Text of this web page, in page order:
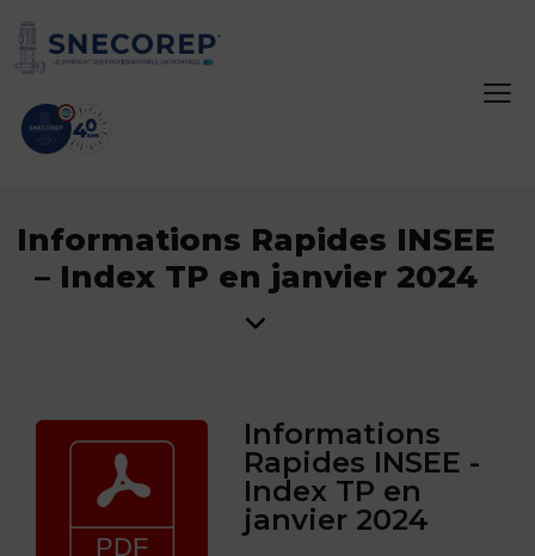
Informations Rapides INSEE
– Index TP en janvier 2024
Informations
Rapides INSEE -
Index TP en
janvier 2024